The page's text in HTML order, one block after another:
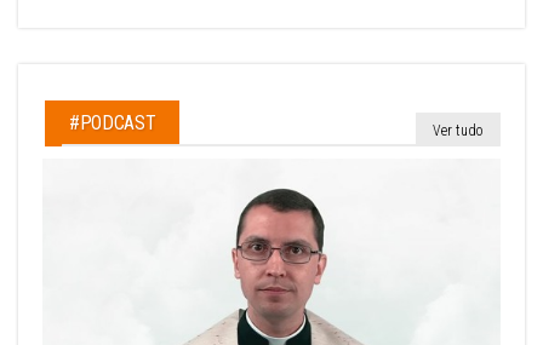
#PODCAST Ver tudo